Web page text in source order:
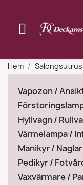
Hem
Vapozon /
Hyllvagn /
Värmelampa /
Manikyr / Naglar
Pedikyr /
Vaxvärmare /